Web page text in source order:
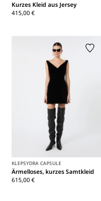
Kurzes Kleid aus Jersey
415,00 €
KLEPSYDRA CAPSULE
Ärmelloses, kurzes Samtkleid
615,00 €